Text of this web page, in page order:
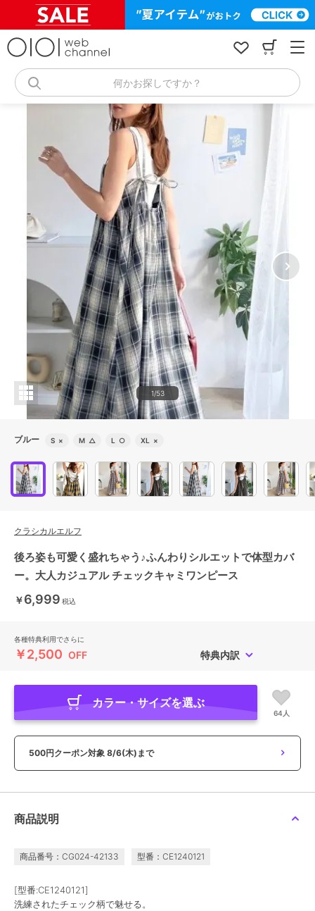
何かお探しですか？
1/53
ブルー S × M △ L ○ XL ×
クラシカルエルフ
後ろ姿も可愛く盛れちゃう♪ふんわりシルエットで体型カバ
ー。大人カジュアル チェックキャミワンピース
￥6,999 税込
各種特典利用でさらに
￥2,500 OFF 特典内訳
カラー・サイズを選ぶ
64人
500円クーポン対象 8/6(木)まで
商品説明
商品番号：CG024-42133 型番：CE1240121
[型番:CE1240121]
洗練されたチェック柄で魅せる。